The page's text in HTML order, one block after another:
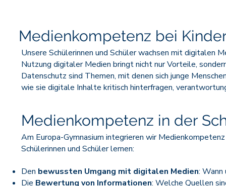
Medienkompetenz bei
Unsere Schülerinnen und Schüler wachsen mit digitalen
Nutzung digitaler Medien bringt nicht nur Vorteile,
Datenschutz sind Themen, mit denen sich junge
wie sie digitale Inhalte kritisch hinterfragen,
Medienkompetenz in der
Am Europa-Gymnasium integrieren wir
Schülerinnen und Schüler lernen:
Den bewussten Umgang mit digitalen Medien:
Die Bewertung von Informationen: Welche Quellen